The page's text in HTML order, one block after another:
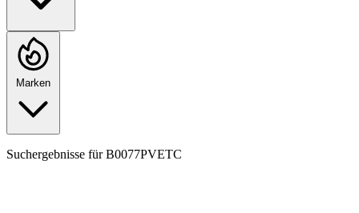
Marken
Suchergebnisse fürB0077PVETC